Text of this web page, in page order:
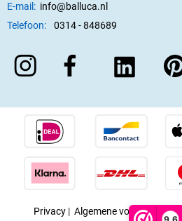
9,6
E-mail: info@balluca.nl
Telefoon:
0314 - 848689
Privacy | Algemene voorwaarden